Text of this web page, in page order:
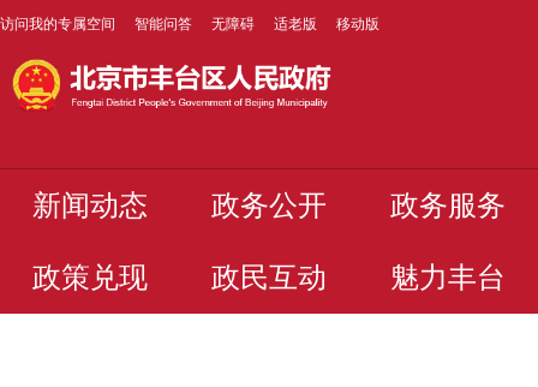
访问我的专属空间 智能问答 无障碍 适老版 移动版
新闻动态 政务公开 政务服务
政策兑现 政民互动 魅力丰台